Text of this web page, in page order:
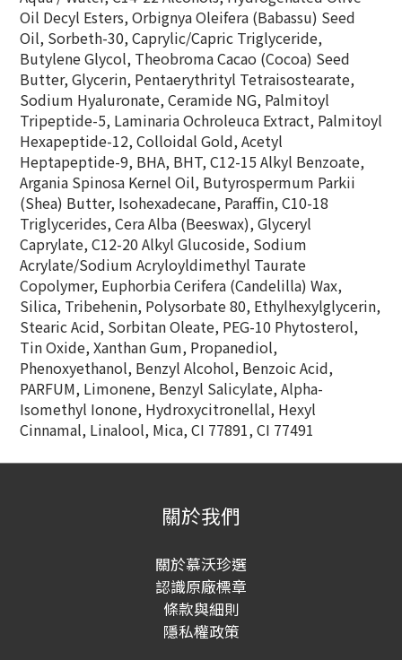
Oil Decyl Esters, Orbignya Oleifera (Babassu) Seed
Oil, Sorbeth-30, Caprylic/Capric Triglyceride,
Butylene Glycol, Theobroma Cacao (Cocoa) Seed
Butter, Glycerin, Pentaerythrityl Tetraisostearate,
Sodium Hyaluronate, Ceramide NG, Palmitoyl
Tripeptide-5, Laminaria Ochroleuca Extract, Palmitoyl
Hexapeptide-12, Colloidal Gold, Acetyl
Heptapeptide-9, BHA, BHT, C12-15 Alkyl Benzoate,
Argania Spinosa Kernel Oil, Butyrospermum Parkii
(Shea) Butter, Isohexadecane, Paraffin, C10-18
Triglycerides, Cera Alba (Beeswax), Glyceryl
Caprylate, C12-20 Alkyl Glucoside, Sodium
Acrylate/Sodium Acryloyldimethyl Taurate
Copolymer, Euphorbia Cerifera (Candelilla) Wax,
Silica, Tribehenin, Polysorbate 80, Ethylhexylglycerin,
Stearic Acid, Sorbitan Oleate, PEG-10 Phytosterol,
Tin Oxide, Xanthan Gum, Propanediol,
Phenoxyethanol, Benzyl Alcohol, Benzoic Acid,
PARFUM, Limonene, Benzyl Salicylate, Alpha-
Isomethyl Ionone, Hydroxycitronellal, Hexyl
Cinnamal, Linalool, Mica, CI 77891, CI 77491
關於我們
關於慕沃珍選
認識原廠標章
條款與細則
隱私權政策